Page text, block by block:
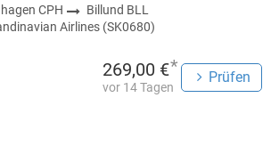
CPH
Billund BLL
Airlines (SK0680)
269,00 €*
vor 14 Tagen
Prüfen